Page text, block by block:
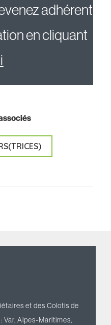
adhérent
en cliquant
et des Colotis de
Alpes-Maritimes,
Imprimerhoroscope love